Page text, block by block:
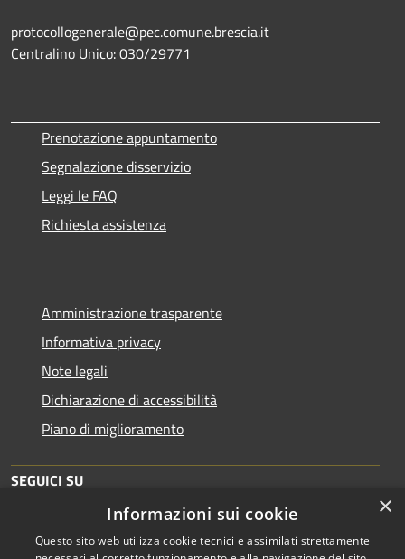
protocollogenerale@pec.comune.brescia.it
Centralino Unico: 030/29771
Prenotazione appuntamento
Segnalazione disservizio
Leggi le FAQ
Richiesta assistenza
Amministrazione trasparente
Informativa privacy
Note legali
Dichiarazione di accessibilità
Piano di miglioramento
SEGUICI SU
×
Informazioni sui cookie
Questo sito web utilizza cookie tecnici e assimilati strettamente